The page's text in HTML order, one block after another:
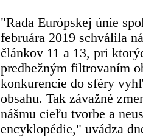
"Rada Európskej únie
februára 2019 schválila
článkov 11 a 13, pri
predbežným filtrovaním
konkurencie do sféry
obsahu. Tak závažné
nášmu cieľu tvorbe a
encyklopédie," uvádza